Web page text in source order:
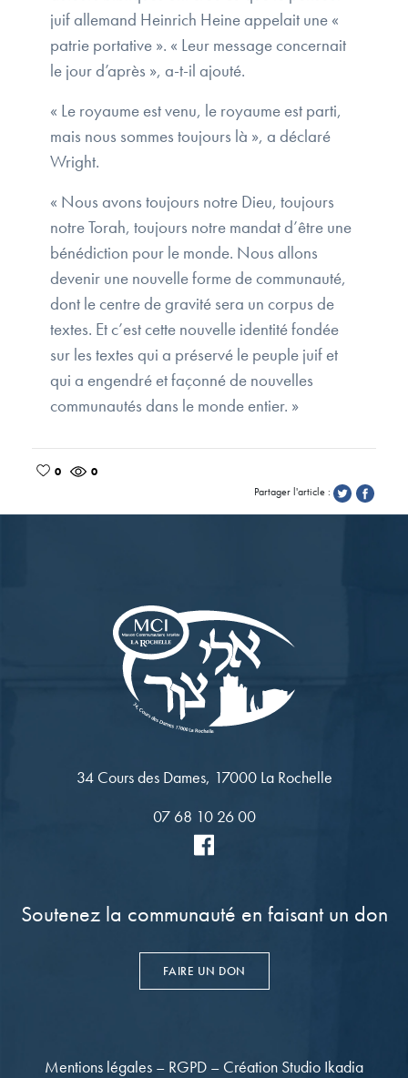
juif allemand Heinrich Heine appelait une «
patrie portative ». « Leur message concernait
le jour d’après », a-t-il ajouté.
« Le royaume est venu, le royaume est parti,
mais nous sommes toujours là », a déclaré
Wright.
« Nous avons toujours notre Dieu, toujours
notre Torah, toujours notre mandat d’être une
bénédiction pour le monde. Nous allons
devenir une nouvelle forme de communauté,
dont le centre de gravité sera un corpus de
textes. Et c’est cette nouvelle identité fondée
sur les textes qui a préservé le peuple juif et
qui a engendré et façonné de nouvelles
communautés dans le monde entier. »
0
0
Partager l'article :
34 Cours des Dames, 17000 La Rochelle
07 68 10 26 00
Soutenez la communauté en faisant un don
FAIRE UN DON
Mentions légales – RGPD – Création Studio Ikadia